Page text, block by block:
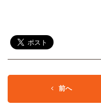
前へ